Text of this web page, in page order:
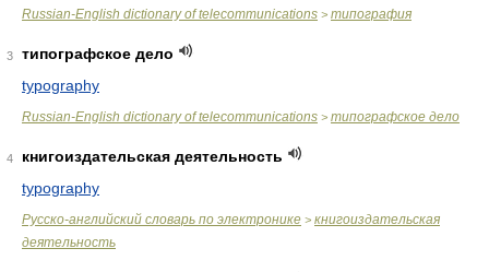
Russian-English dictionary of telecommunications > типография
3
типографское дело
typography
Russian-English dictionary of telecommunications > типографское дело
4
книгоиздательская деятельность
typography
Русско-английский словарь по электронике > книгоиздательская
деятельность